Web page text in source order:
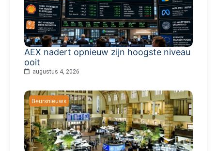
AEX nadert opnieuw zijn hoogste niveau
ooit
augustus 4, 2026
Beursnieuws